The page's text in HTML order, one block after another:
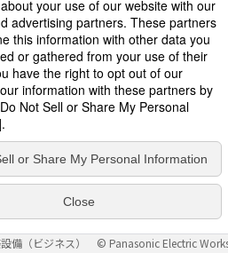
用にあたって クッキーポリシー 個人
備（ビジネス）
© Panasonic Electric